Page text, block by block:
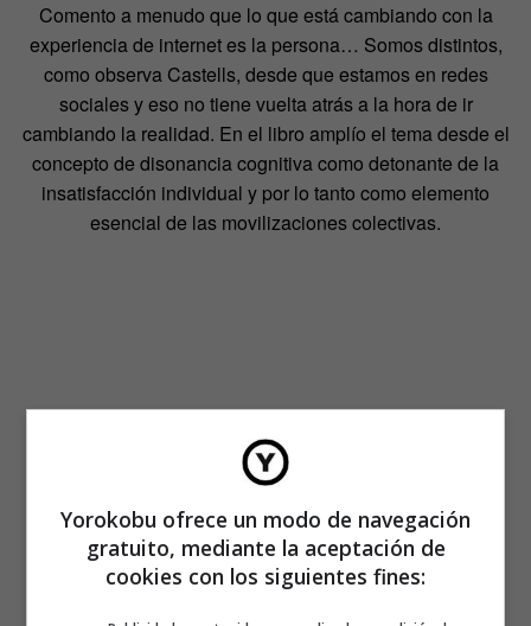
Comento a menudo que lo que está cambiando con la
experiencia de internet es la persona… Somos distintos,
como observa Castells, desde que estamos en redes
sociales y eso no tiene vuelta atrás a la hora de ir
cambiando la realidad. En el libro amplío el tema desde el
concepto de disonancia cognitiva como detonante de la
insatisfacción individual y por lo tanto como elemento
esencial de las movilizaciones colectivas.
Yorokobu ofrece un modo de navegación
gratuito, mediante la aceptación de
cookies con los siguientes fines: